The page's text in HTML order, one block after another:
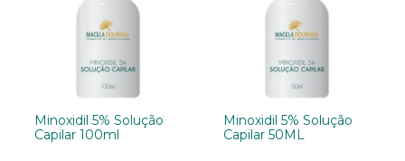
Minoxidil 5% Solução
Capilar 100ml
Minoxidil 5% Solução
Capilar 50ML